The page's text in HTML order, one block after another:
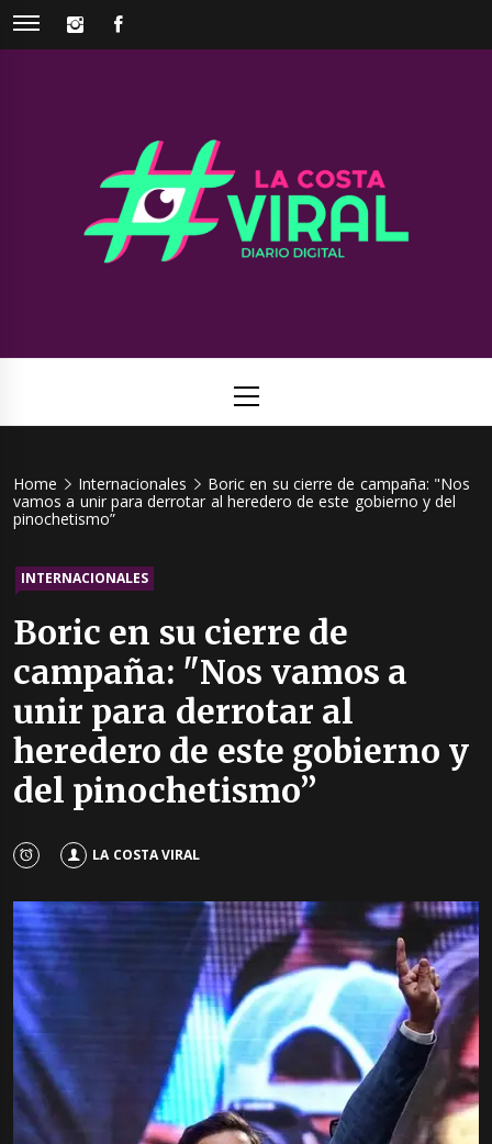
Skip
INSTAGRAM
Viral
Menu
Home Internacionales
Boric en su cierre de campaña: "Nos
vamos a unir para derrotar al heredero de este gobierno y del
pinochetismo”
INTERNACIONALES
Boric en su cierre de
campaña: "Nos vamos a
unir para derrotar al
heredero de este gobierno y
del pinochetismo”
LA COSTA VIRAL